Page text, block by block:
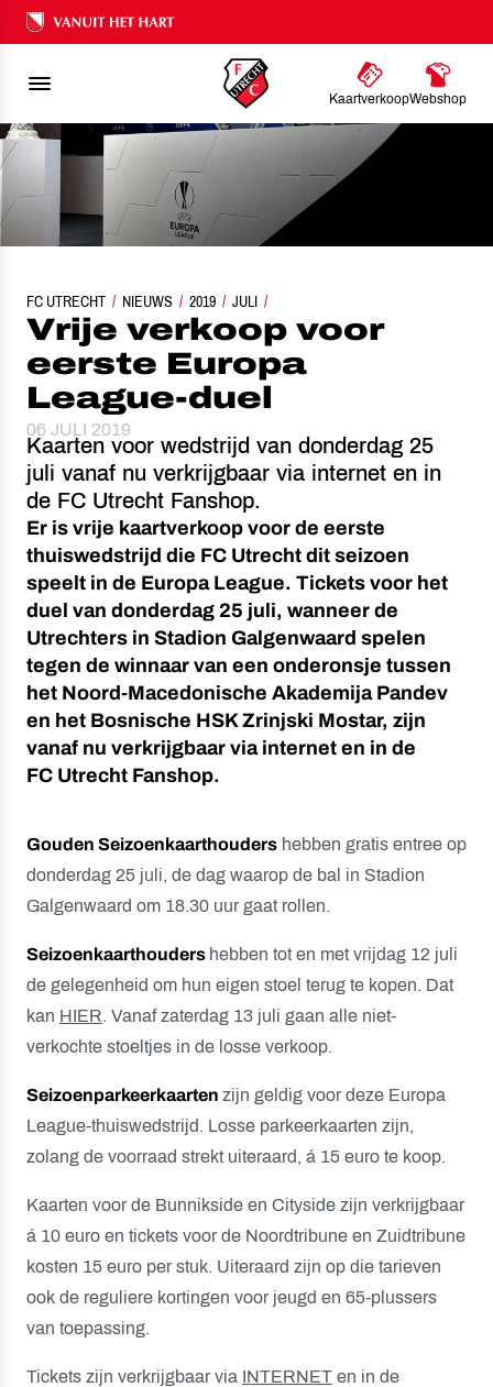
Ons nalatenschap
KaartverkoopWebshop
FC UTRECHT NIEUWS 2019 JULI
VRIJE VERKOOP VOOR EERSTE EUROPA LEAGUE-DUEL
Vrije verkoop voor
eerste Europa
League-duel
06 JULI 2019
Kaarten voor wedstrijd van donderdag 25
juli vanaf nu verkrijgbaar via internet en in
de FC Utrecht Fanshop.
Er is vrije kaartverkoop voor de eerste
thuiswedstrijd die FC Utrecht dit seizoen
speelt in de Europa League. Tickets voor het
duel van donderdag 25 juli, wanneer de
Utrechters in Stadion Galgenwaard spelen
tegen de winnaar van een onderonsje tussen
het Noord-Macedonische Akademija Pandev
en het Bosnische HSK Zrinjski Mostar, zijn
vanaf nu verkrijgbaar via internet en in de
FC Utrecht Fanshop.
Gouden Seizoenkaarthouders hebben gratis entree op
donderdag 25 juli, de dag waarop de bal in Stadion
Galgenwaard om 18.30 uur gaat rollen.
Seizoenkaarthouders hebben tot en met vrijdag 12 juli
de gelegenheid om hun eigen stoel terug te kopen. Dat
kan HIER. Vanaf zaterdag 13 juli gaan alle niet-
verkochte stoeltjes in de losse verkoop.
Seizoenparkeerkaarten zijn geldig voor deze Europa
League-thuiswedstrijd. Losse parkeerkaarten zijn,
zolang de voorraad strekt uiteraard, á 15 euro te koop.
Kaarten voor de Bunnikside en Cityside zijn verkrijgbaar
á 10 euro en tickets voor de Noordtribune en Zuidtribune
kosten 15 euro per stuk. Uiteraard zijn op die tarieven
ook de reguliere kortingen voor jeugd en 65-plussers
van toepassing.
Tickets zijn verkrijgbaar via INTERNET en in de